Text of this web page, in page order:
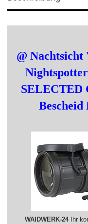
@ Nachtsicht
SELECTED
Bescheid
WAIDWERK-24Ihr